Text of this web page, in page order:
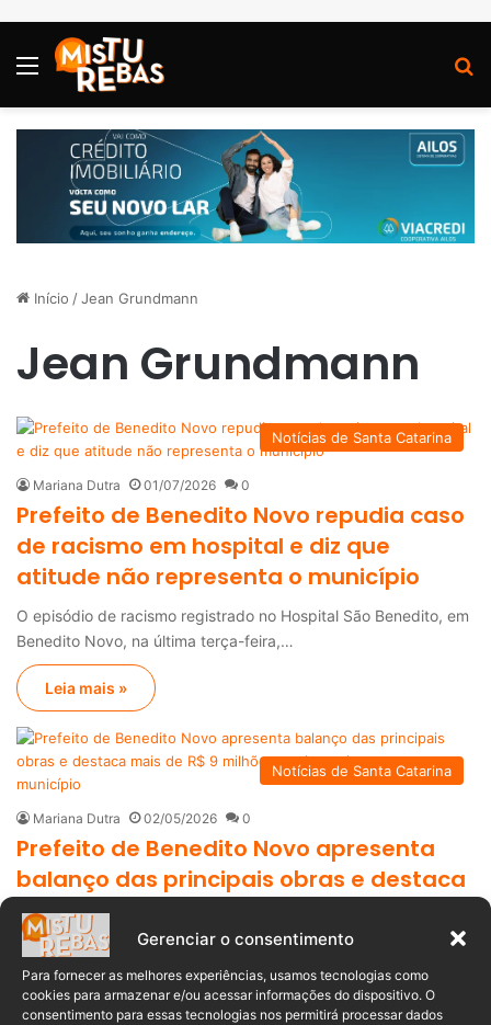
Gerenciar o consentimento
Para fornecer as melhores experiências, usamos tecnologias como
cookies para armazenar e/ou acessar informações do dispositivo. O
consentimento para essas tecnologias nos permitirá processar dados
Menu
Início /Jean Grundmann
Jean Grundmann
Notícias de Santa Catarina
Mariana Dutra 01/07/2026 0
Prefeito de Benedito Novo repudia caso
de racismo em hospital e diz que
atitude não representa o município
O episódio de racismo registrado no Hospital São Benedito, em
Benedito Novo, na última terça-feira,…
Leia mais »
Notícias de Santa Catarina
Mariana Dutra 02/05/2026 0
Prefeito de Benedito Novo apresenta
balanço das principais obras e destaca
mais de R$ 9 milhões em investimentos
no município
O prefeito de Benedito Novo, Jean Grundmann, divulgou neste
sábado (2) um balanço das principais…